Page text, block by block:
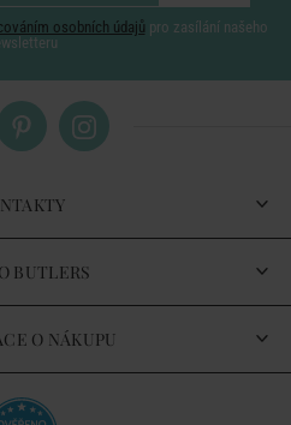
osobních údajů pro zasílání našeho
BUTLERS
O NÁKUPU